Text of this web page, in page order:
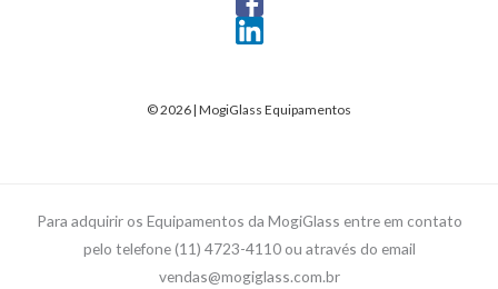
© 2026 | MogiGlass Equipamentos
Para adquirir os Equipamentos da MogiGlass entre em contato
pelo telefone (11) 4723-4110 ou através do email
vendas@mogiglass.com.br